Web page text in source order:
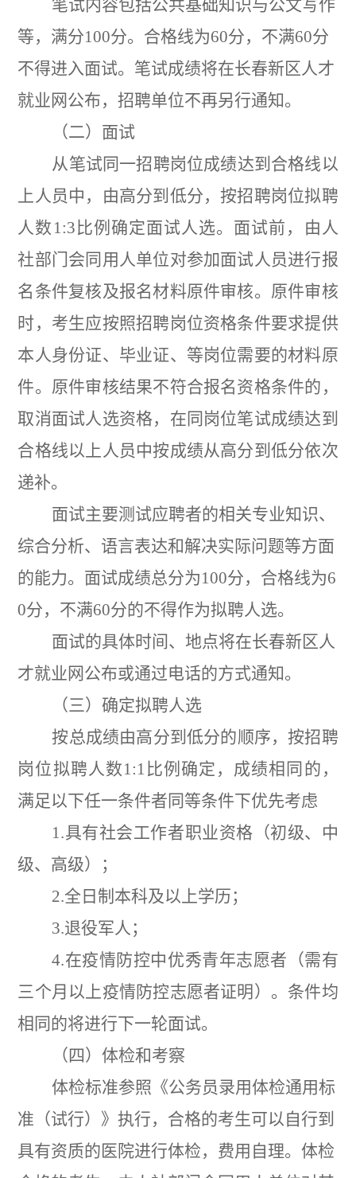
笔试内容包括公共基础知识与公文写作
等，满分100分。合格线为60分，不满60分
不得进入面试。笔试成绩将在长春新区人才
就业网公布，招聘单位不再另行通知。
（二）面试
从笔试同一招聘岗位成绩达到合格线以
上人员中，由高分到低分，按招聘岗位拟聘
人数 1:3 比例确定面试人选。面试前，由人
社部门会同用人单位对参加面试人员进行报
名条件复核及报名材料原件审核。原件审核
时，考生应按照招聘岗位资格条件要求提供
本人身份证、毕业证、等岗位需要的材料原
件。原件审核结果不符合报名资格条件的，
取消面试人选资格，在同岗位笔试成绩达到
合格线以上人员中按成绩从高分到低分依次
递补。
面试主要测试应聘者的相关专业知识、
综合分析、语言表达和解决实际问题等方面
的能力。面试成绩总分为100分，合格线为6
0分，不满60分的不得作为拟聘人选。
面试的具体时间、地点将在长春新区人
才就业网公布或通过电话的方式通知。
（三）确定拟聘人选
按总成绩由高分到低分的顺序，按招聘
岗位拟聘人数1:1 比例确定，成绩相同的，
满足以下任一条件者同等条件下优先考虑
1.具有社会工作者职业资格（初级、中
级、高级）；
2.全日制本科及以上学历；
3.退役军人；
4.在疫情防控中优秀青年志愿者（需有
三个月以上疫情防控志愿者证明）。条件均
相同的将进行下一轮面试。
（四）体检和考察
体检标准参照《公务员录用体检通用标
准 （试行） 》执行，合格的考生可以自行到
具有资质的医院进行体检，费用自理。体检